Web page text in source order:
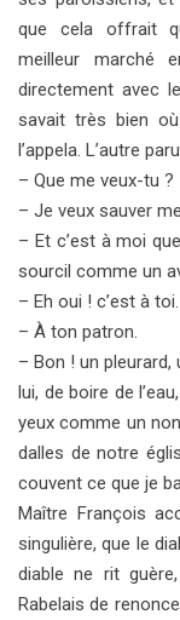
que cela offrait
meilleur marché
directement avec
savait très bien
l’appela. L’autre
– Que me veux-tu ?
– Je veux sauver
– Et c’est à moi
sourcil comme un
– Eh oui ! c’est à
– À ton patron.
– Bon ! un
lui, de boire de
yeux comme un
dalles de notre
couvent ce que je
Maître François
singulière, que le
diable ne rit
Rabelais de